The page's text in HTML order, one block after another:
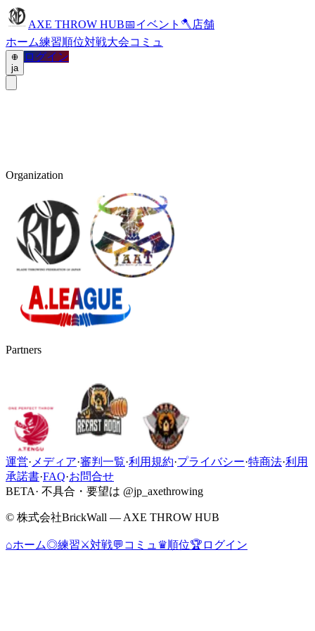
AXE THROW HUB📅イベント 🪓 店舗
ホーム練習順位対戦大会コミュ
ja
ログイン
Organization
Partners
運営· メディア·審判一覧·利用規約·プライバシー·特商法·利用
承諾書·FAQ·お問合せ
BETA· 不具合・要望は @jp_axethrowing
© 株式会社BrickWall — AXE THROW HUB
⌂ホーム◎練習⚔対戦💬 コミュ ♛順位🏆 ログイン